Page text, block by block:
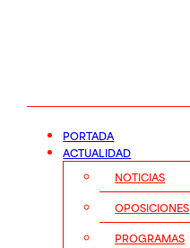
PORTADA
ACTUALIDAD
NOTICIAS
OPOSICIONES
PROGRAMAS